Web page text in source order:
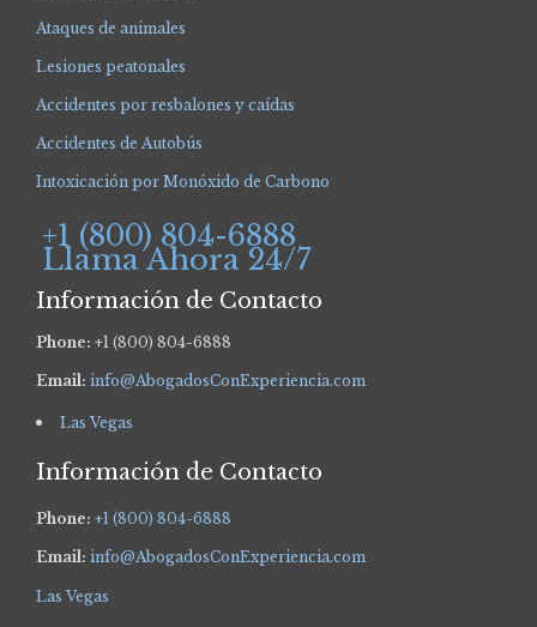
Ataques de animales
Lesiones peatonales
Accidentes por resbalones y caídas
Accidentes de Autobús
Intoxicación por Monóxido de Carbono
+1 (800) 804-6888
Llama Ahora 24/7
Información de Contacto
Phone: +1 (800) 804-6888
Email: info@AbogadosConExperiencia.com
Las Vegas
Información de Contacto
Phone: +1 (800) 804-6888
Email: info@AbogadosConExperiencia.com
Las Vegas